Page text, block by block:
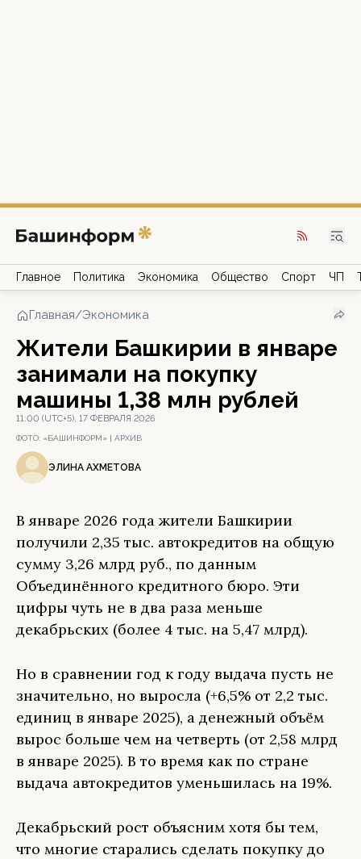
Главное Политика Экономика Общество Спорт ЧП
Главная/Экономика
Жители Башкирии в январе
занимали на покупку
машины 1,38 млн рублей
11:00 (UTC+5), 17 ФЕВРАЛЯ 2026
ФОТО: «БАШИНФОРМ» | АРХИВ
ЭЛИНА АХМЕТОВА
В январе 2026 года жители Башкирии
получили 2,35 тыс. автокредитов на общую
сумму 3,26 млрд руб., по данным
Объединённого кредитного бюро. Эти
цифры чуть не в два раза меньше
декабрьских (более 4 тыс. на 5,47 млрд).
Но в сравнении год к году выдача пусть не
значительно, но выросла (+6,5% от 2,2 тыс.
единиц в январе 2025), а денежный объём
вырос больше чем на четверть (от 2,58 млрд
в январе 2025). В то время как по стране
выдача автокредитов уменьшилась на 19%.
Декабрьский рост объясним хотя бы тем,
что многие старались сделать покупку до